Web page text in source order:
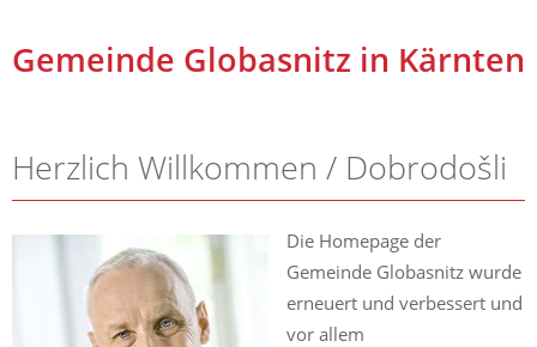
Gemeinde Globasnitz in Kärnten
Herzlich Willkommen / Dobrodošli
Die Homepage der
Gemeinde Globasnitz wurde
erneuert und verbessert und
vor allem